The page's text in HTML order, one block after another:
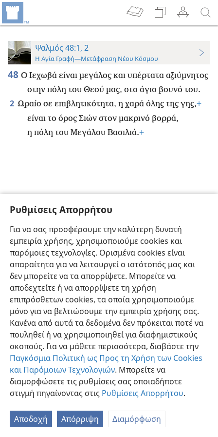
Ρυθμίσεις Απορρήτου
Για να σας προσφέρουμε την καλύτερη δυνατή
εμπειρία χρήσης, χρησιμοποιούμε cookies και
παρόμοιες τεχνολογίες. Ορισμένα cookies είναι
απαραίτητα για να λειτουργεί ο ιστότοπός μας και
δεν μπορείτε να τα απορρίψετε. Μπορείτε να
αποδεχτείτε ή να απορρίψετε τη χρήση
επιπρόσθετων cookies, τα οποία χρησιμοποιούμε
μόνο για να βελτιώσουμε την εμπειρία χρήσης σας.
Κανένα από αυτά τα δεδομένα δεν πρόκειται ποτέ να
πουληθεί ή να χρησιμοποιηθεί για διαφημιστικούς
σκοπούς. Για να μάθετε περισσότερα, διαβάστε την
Παγκόσμια Πολιτική ως Προς τη Χρήση των Cookies
και Παρόμοιων Τεχνολογιών. Μπορείτε να
διαμορφώσετε τις ρυθμίσεις σας οποιαδήποτε
στιγμή πηγαίνοντας στις Ρυθμίσεις Απορρήτου.
Αποδοχή Απόρριψη Διαμόρφωση
Ψαλμός 48:1, 2
Η Αγία Γραφή—Μετάφραση Νέου Κόσμου
48 Ο Ιεχωβά είναι μεγάλος και υπέρτατα αξιύμνητος
στην πόλη του Θεού μας, στο άγιο βουνό του.
2 Ωραίο σε επιβλητικότητα, η χαρά όλης της γης,+
είναι το όρος Σιών στον μακρινό βορρά,
η πόλη του Μεγάλου Βασιλιά.+
Ελληνική Προτιμήσεις
Copyright© 2026 Watch Tower Bible and Tract Society of Pennsylvania
Πολιτική Απορρήτου
Ρυθμίσεις Απορρήτου
JW.ORG
Σύνδεση